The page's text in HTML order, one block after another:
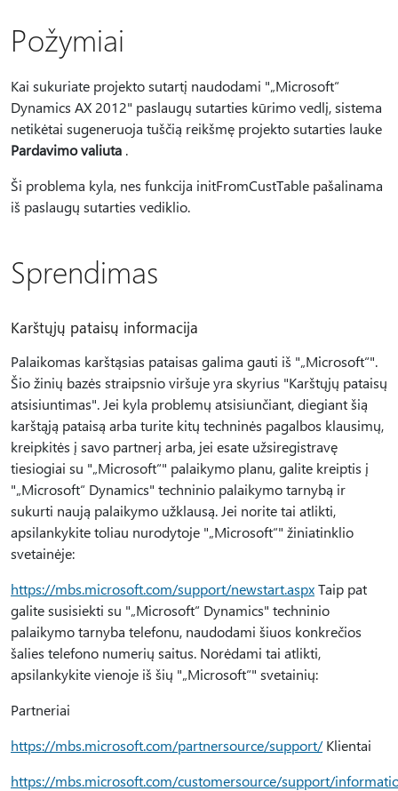
Požymiai
Kai sukuriate projekto sutartį naudodami "„Microsoft“
Dynamics AX 2012" paslaugų sutarties kūrimo vedlį, sistema
netikėtai sugeneruoja tuščią reikšmę projekto sutarties lauke
Pardavimo valiuta .
Ši problema kyla, nes funkcija initFromCustTable pašalinama
iš paslaugų sutarties vediklio.
Sprendimas
Karštųjų pataisų informacija
Palaikomas karštąsias pataisas galima gauti iš "„Microsoft“".
Šio žinių bazės straipsnio viršuje yra skyrius "Karštųjų pataisų
atsisiuntimas". Jei kyla problemų atsisiunčiant, diegiant šią
karštąją pataisą arba turite kitų techninės pagalbos klausimų,
kreipkitės į savo partnerį arba, jei esate užsiregistravę
tiesiogiai su "„Microsoft“" palaikymo planu, galite kreiptis į
"„Microsoft“ Dynamics" techninio palaikymo tarnybą ir
sukurti naują palaikymo užklausą. Jei norite tai atlikti,
apsilankykite toliau nurodytoje "„Microsoft“" žiniatinklio
svetainėje:
https://mbs.microsoft.com/support/newstart.aspxTaip pat
galite susisiekti su "„Microsoft“ Dynamics" techninio
palaikymo tarnyba telefonu, naudodami šiuos konkrečios
šalies telefono numerių saitus. Norėdami tai atlikti,
apsilankykite vienoje iš šių "„Microsoft“" svetainių:
Partneriai
https://mbs.microsoft.com/partnersource/support/Klientai
https://mbs.microsoft.com/customersource/support/